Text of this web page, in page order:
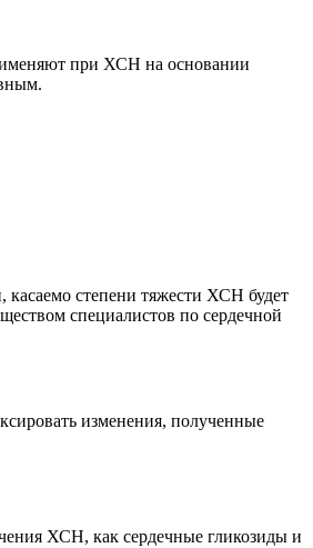
при ХСН на основании
касаемо степени тяжести ХСН будет
специалистов по сердечной
изменения, полученные
ХСН, как сердечные гликозиды и